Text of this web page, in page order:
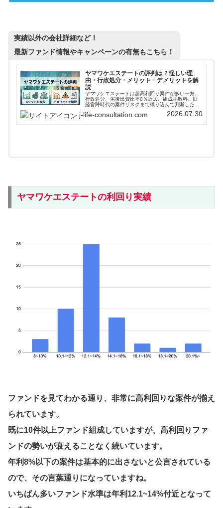
実績以外の会社詳細など！
最新ファンド情報やキャンペーンの有無もこちら！
ヤマワケエステートの評判は？怪しい理
由・行政処分・メリット・デメリットを解
説
ヤマワケエステートは超高利回り案件が多い一方、
行政処分、劣後出資比率0％近辺、組成手数料、旧
経営陣時代の案件リスクまで織り込んで判断したい
運営会社、本業、親会社REVOLUTION、決算を投
j-life-consultation.com 2026.07.30
ヤマワケエステートの利回り実績
ファンドを見てわかる通り、非常に高利回りな案件が揃え
られています。
既に10件以上ファンド組成していますが、高利回りファ
ンドの勢いが衰えることなく続いています。
年利8%以下の案件は基本的に出さないと公言されている
ので、その言葉通りになっていますね。
いちばん多いファンド水準は年利12.1~14%付近となって